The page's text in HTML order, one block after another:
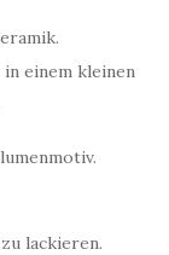
einem kleinen
lackieren.